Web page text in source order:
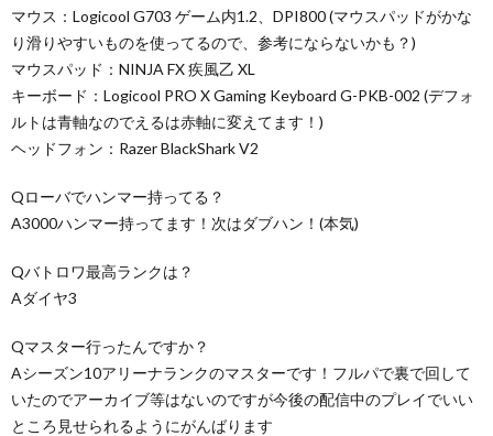
マウス：Logicool G703 ゲーム内1.2、DPI800 (マウスパッドがかな
り滑りやすいものを使ってるので、参考にならないかも？)
マウスパッド：NINJA FX 疾風乙 XL
キーボード：Logicool PRO X Gaming Keyboard G-PKB-002 (デフォ
ルトは青軸なのでえるは赤軸に変えてます！)
ヘッドフォン：Razer BlackShark V2
Qローバでハンマー持ってる？
A3000ハンマー持ってます！次はダブハン！(本気)
Qバトロワ最高ランクは？
Aダイヤ3
Qマスター行ったんですか？
Aシーズン10アリーナランクのマスターです！フルパで裏で回して
いたのでアーカイブ等はないのですが今後の配信中のプレイでいい
ところ見せられるようにがんばります